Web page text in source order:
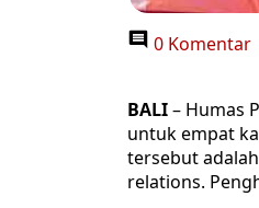
0 Komentar
BALI– Humas
untuk empat
tersebut
relations.